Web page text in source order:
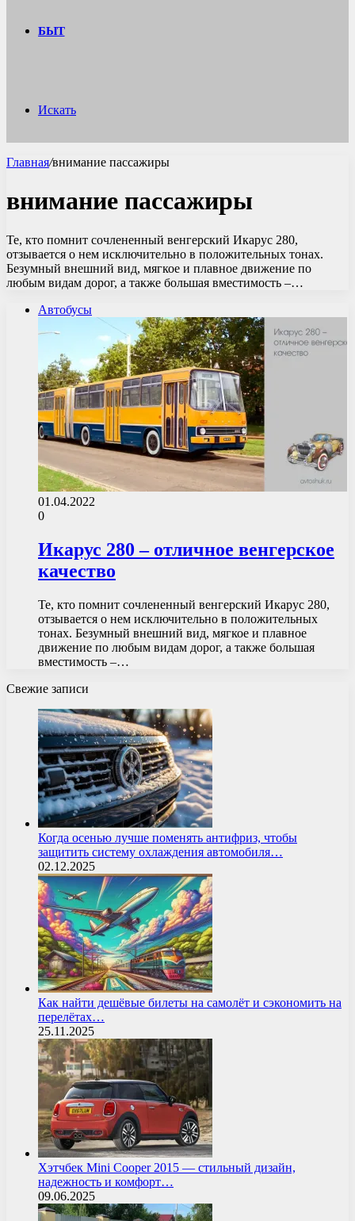
БЫТ
Искать
Главная/внимание пассажиры
внимание пассажиры
Те, кто помнит сочлененный венгерский Икарус 280,
отзывается о нем исключительно в положительных тонах.
Безумный внешний вид, мягкое и плавное движение по
любым видам дорог, а также большая вместимость –…
Автобусы
01.04.2022
0
Икарус 280 – отличное венгерское
качество
Те, кто помнит сочлененный венгерский Икарус 280,
отзывается о нем исключительно в положительных
тонах. Безумный внешний вид, мягкое и плавное
движение по любым видам дорог, а также большая
вместимость –…
Свежие записи
Когда осенью лучше поменять антифриз, чтобы
защитить систему охлаждения автомобиля…
02.12.2025
Как найти дешёвые билеты на самолёт и сэкономить на
перелётах…
25.11.2025
Хэтчбек Mini Cooper 2015 — стильный дизайн,
надежность и комфорт…
09.06.2025